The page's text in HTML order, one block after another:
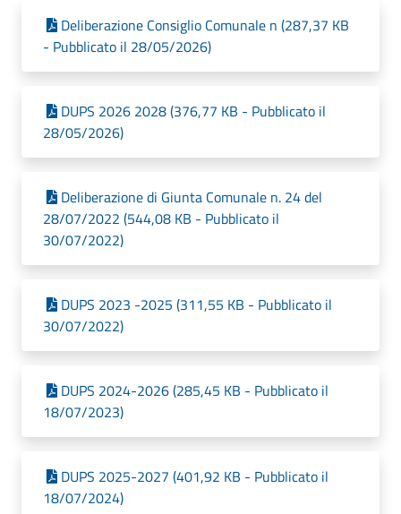
Deliberazione Consiglio Comunale n (287,37 KB
- Pubblicato il 28/05/2026)
DUPS 2026 2028 (376,77 KB - Pubblicato il
28/05/2026)
Deliberazione di Giunta Comunale n. 24 del
28/07/2022 (544,08 KB - Pubblicato il
30/07/2022)
DUPS 2023 -2025 (311,55 KB - Pubblicato il
30/07/2022)
DUPS 2024-2026 (285,45 KB - Pubblicato il
18/07/2023)
DUPS 2025-2027 (401,92 KB - Pubblicato il
18/07/2024)